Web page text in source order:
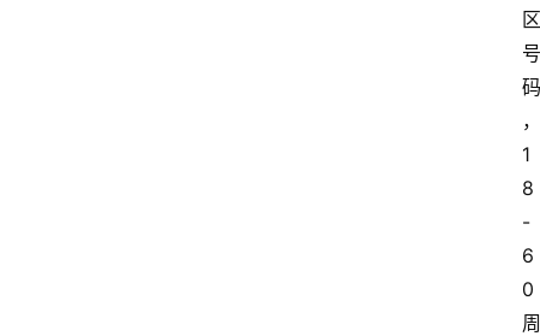
区
号
码
，
1
8
-
6
0
周